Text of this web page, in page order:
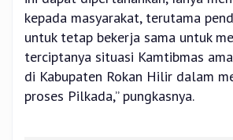
kepada masyarakat, terutama
untuk tetap bekerja sama untuk
terciptanya situasi Kamtibmas
di Kabupaten Rokan Hilir dalam
proses Pilkada,” pungkasnya.